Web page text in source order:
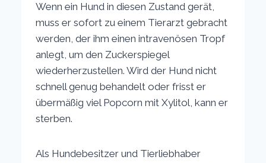
Wenn ein Hund in diesen Zustand gerät,
muss er sofort zu einem Tierarzt gebracht
werden, der ihm einen intravenösen Tropf
anlegt, um den Zuckerspiegel
wiederherzustellen. Wird der Hund nicht
schnell genug behandelt oder frisst er
übermäßig viel Popcorn mit Xylitol, kann er
sterben.
Als Hundebesitzer und Tierliebhaber